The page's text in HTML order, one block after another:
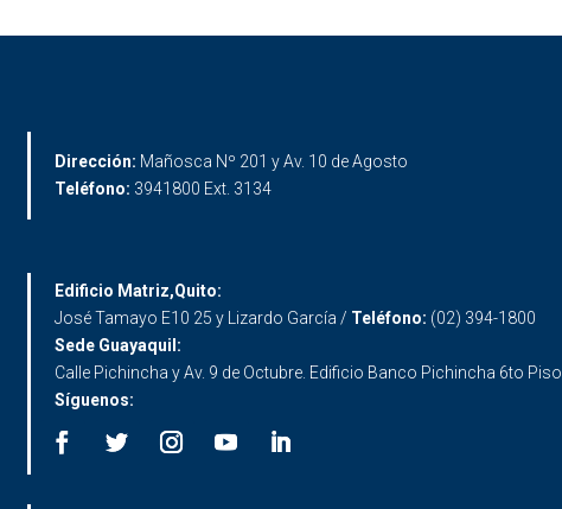
Dirección: Mañosca Nº 201 y Av. 10 de Agosto
Teléfono: 3941800 Ext. 3134
Edificio Matriz,Quito:
José Tamayo E10 25 y Lizardo García / Teléfono: (02) 394-1800
Sede Guayaquil:
Calle Pichincha y Av. 9 de Octubre. Edificio Banco Pichincha 6to Piso
Síguenos: